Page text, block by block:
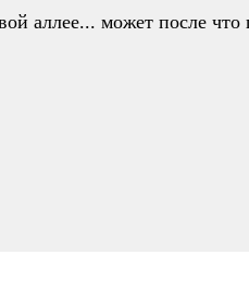
аллее... может после